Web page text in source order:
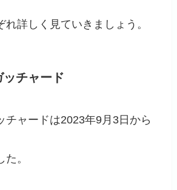
れ詳しく見ていきましょう。
チャード
チャードは2023年9月3日から
。